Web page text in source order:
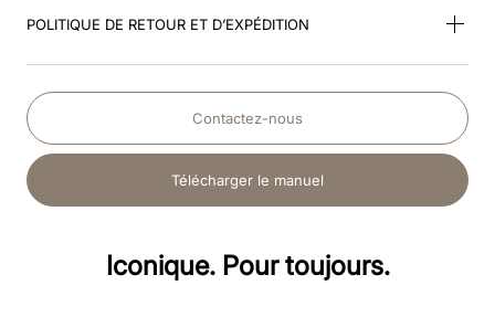
POLITIQUE DE RETOUR ET D’EXPÉDITION
Contactez-nous
Télécharger le manuel
Iconique. Pour toujours.